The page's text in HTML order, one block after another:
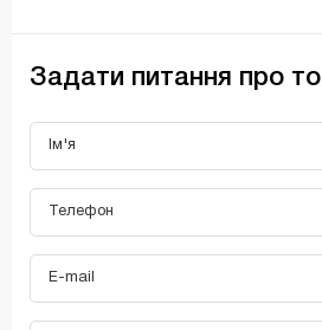
Задати питання про